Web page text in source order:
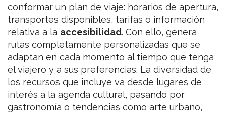
conformar un plan de viaje: horarios de apertura,
transportes disponibles, tarifas o información
relativa a la accesibilidad. Con ello, genera
rutas completamente personalizadas que se
adaptan en cada momento al tiempo que tenga
el viajero y a sus preferencias. La diversidad de
los recursos que incluye va desde lugares de
interés a la agenda cultural, pasando por
gastronomía o tendencias como arte urbano,